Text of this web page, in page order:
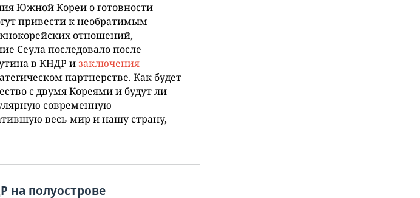
Южной Кореи о готовности
привести к необратимым
отношений,
Сеула последовало после
в КНДР изаключения
партнерстве. Как будет
с двумя Кореями и будут ли
современную
весь мир и нашу страну,
на полуострове